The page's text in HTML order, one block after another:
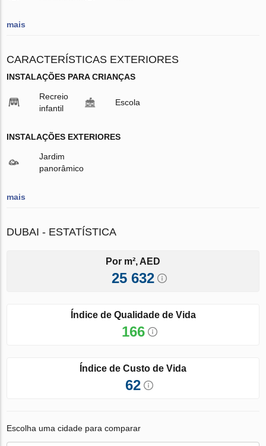
mais
CARACTERÍSTICAS EXTERIORES
INSTALAÇÕES PARA CRIANÇAS
Recreio
infantil
Escola
INSTALAÇÕES EXTERIORES
Jardim
panorâmico
mais
DUBAI - ESTATÍSTICA
Por m², AED
25 632
Índice de Qualidade de Vida
166
Índice de Custo de Vida
62
Escolha uma cidade para comparar